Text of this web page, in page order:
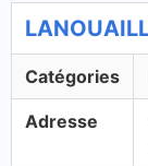
Catégories
Adresse